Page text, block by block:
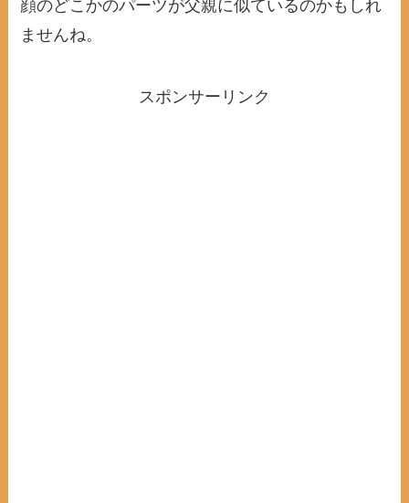
顔のどこかのパーツが父親に似ているのかもしれ
ませんね。
スポンサーリンク